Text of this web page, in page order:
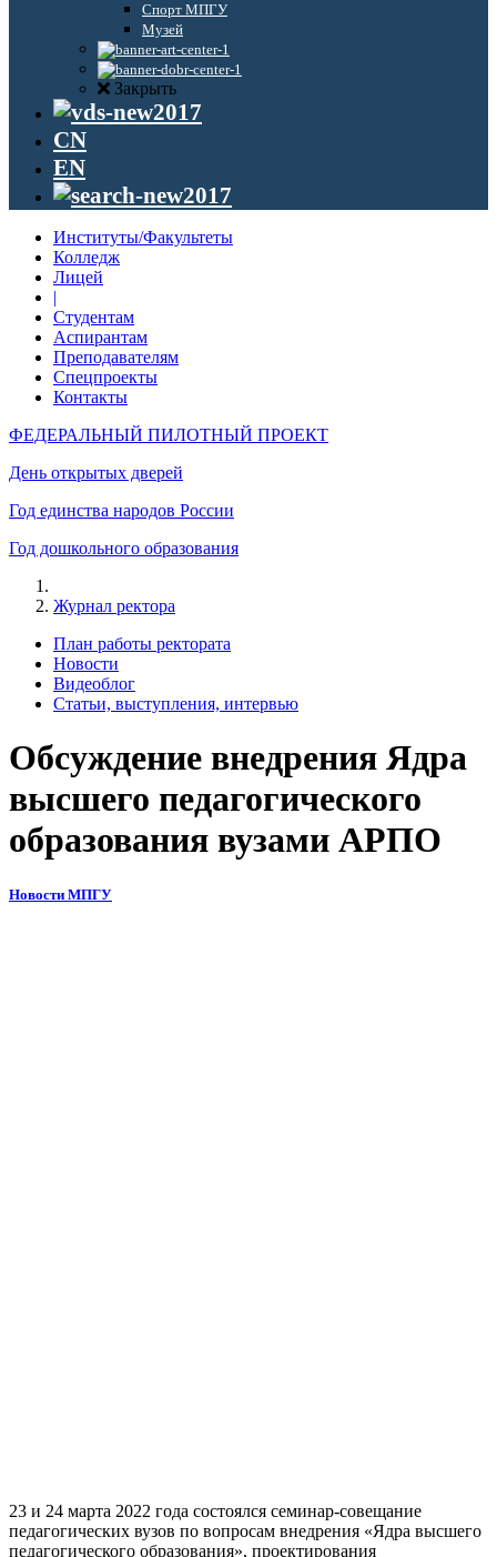
Спорт МПГУ
Музей
Закрыть
CN
EN
Институты/Факультеты
Колледж
Лицей
|
Студентам
Аспирантам
Преподавателям
Спецпроекты
Контакты
ФЕДЕРАЛЬНЫЙ ПИЛОТНЫЙ ПРОЕКТ
День открытых дверей
Год единства народов России
Год дошкольного образования
Журнал ректора
План работы ректората
Новости
Видеоблог
Статьи, выступления, интервью
Обсуждение внедрения Ядра
высшего педагогического
образования вузами АРПО
Новости МПГУ
23 и 24 марта 2022 года состоялся семинар-совещание
педагогических вузов по вопросам внедрения «Ядра высшего
педагогического образования», проектирования